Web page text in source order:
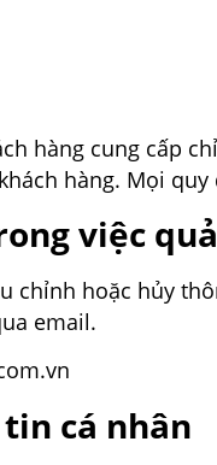
hàng cung cấp
hàng. Mọi
việc
chỉnh hoặc hủy
email.
cá nhân